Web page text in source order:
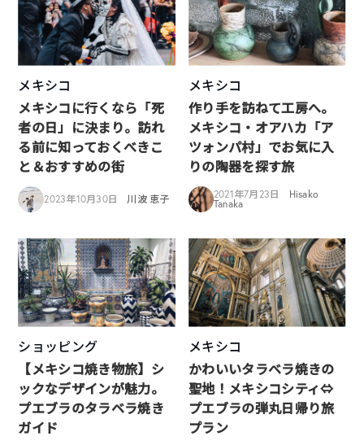
メキシコ
メキシコに行くなら「死
者の日」に決まり。訪れ
る前に知っておくべきこ
と＆おすすめの街
2023年10月30日 川波 恵子
メキシコ
作り手を訪ねて工房へ。
メキシコ・オアハカ「ア
ツォンパ村」でお気に入
りの陶器を探す旅
2021年7月23日
Hisako
Tanaka
ショッピング
【メキシコ焼き物旅】シ
ックなデザインが魅力。
プエブラのタラベラ焼き
ガイド
メキシコ
かわいいタラベラ焼きの
聖地！メキシコシティ⇔
プエブラの弾丸日帰り旅
プラン